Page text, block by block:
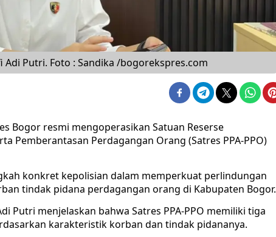
Adi Putri. Foto : Sandika /bogorekspres.com
Bogor resmi mengoperasikan Satuan Reserse
Pemberantasan Perdagangan Orang (Satres PPA-PPO)
konkret kepolisian dalam memperkuat perlindungan
tindak pidana perdagangan orang di Kabupaten Bogor.
Putri menjelaskan bahwa Satres PPA-PPO memiliki tiga
karakteristik korban dan tindak pidananya.